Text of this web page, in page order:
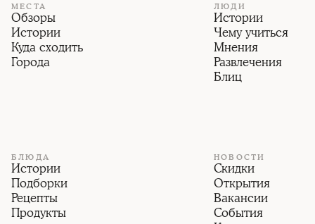
МЕСТА
Обзоры
Истории
Куда сходить
Города
ЛЮДИ
Истории
Чему учиться
Мнения
Развлечения
Блиц
БЛЮДА
Истории
Подборки
Рецепты
Продукты
НОВОСТИ
Скидки
Открытия
Вакансии
События